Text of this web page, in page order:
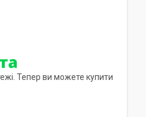
Тепер ви можете купити